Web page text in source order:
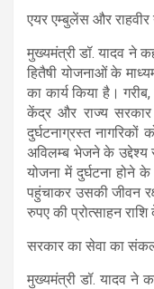
एयर एम्बुलेंस और राहवीर
मुख्यमंत्री डॉ. यादव ने
हितैषी योजनाओं के
का कार्य किया है।
केंद्र और राज्य सरकार
दुर्घटनाग्रस्त
अविलम्ब भेजने के उद्देश्य
योजना में दुर्घटना होने
पहुंचाकर उसकी जीवन
रुपए की प्रोत्साहन
सरकार का सेवा का
मुख्यमंत्री डॉ. यादव ने